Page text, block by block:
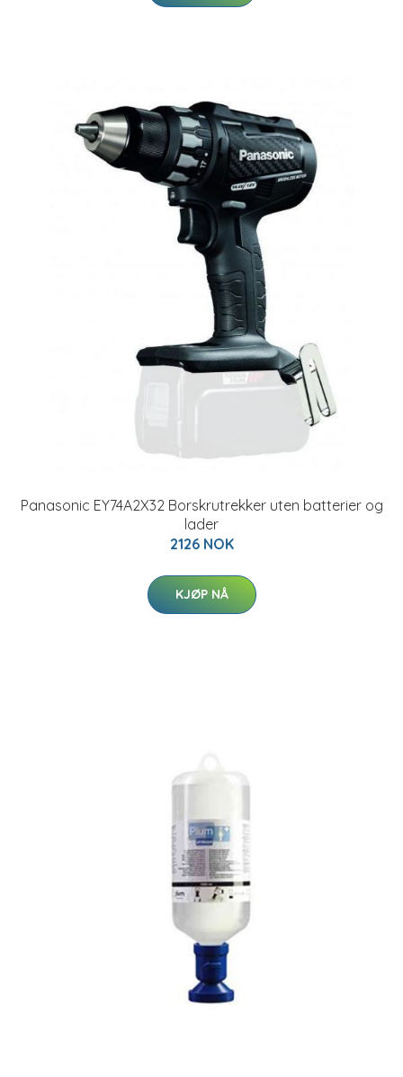
Panasonic EY74A2X32 Borskrutrekker uten batterier og
lader
2126 NOK
KJØP NÅ